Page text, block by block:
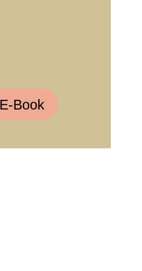
Book